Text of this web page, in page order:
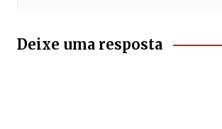
Deixe uma resposta